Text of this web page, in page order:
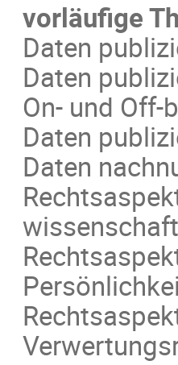
vorläufige
Daten
Daten
On- und Off-
Daten
Daten